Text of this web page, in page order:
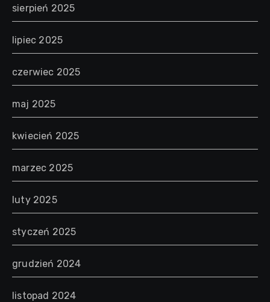
sierpień 2025
lipiec 2025
czerwiec 2025
maj 2025
kwiecień 2025
marzec 2025
luty 2025
styczeń 2025
grudzień 2024
listopad 2024